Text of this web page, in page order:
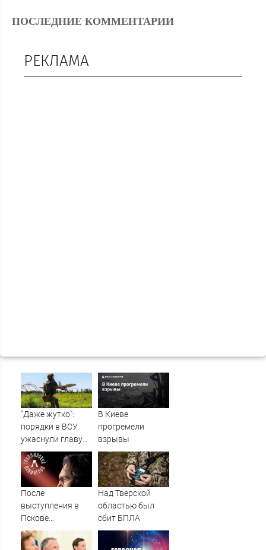
ПОСЛЕДНИЕ КОММЕНТАРИИ
РЕКЛАМА
"Даже жутко":
порядки в ВСУ
ужаснули главу
британской
армии
В Киеве
прогремели
взрывы
После
выступления в
Пскове
группировка
«Ленинград»
Над Тверской
областью был
сбит БПЛА